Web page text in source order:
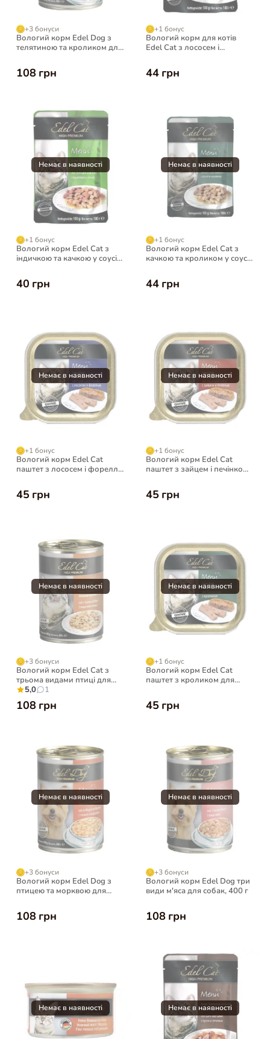
+3 бонуси
Вологий корм Edel Dog з
телятиною та кроликом для
108 грн
+1 бонус
Вологий корм для котів
Edel Cat з лососем і
44 грн
+1 бонус
Вологий корм Edel Cat з
індичкою та качкою у соусі
40 грн
+1 бонус
Вологий корм Edel Cat з
качкою та кроликом у соусі
44 грн
+1 бонус
Вологий корм Edel Cat
паштет з лососем і фореллю
45 грн
+1 бонус
Вологий корм Edel Cat
паштет з зайцем і печінкою
45 грн
+3 бонуси
Вологий корм Edel Cat з
трьома видами птиці для
котів, 400 г
5,0 1
108 грн
+1 бонус
Вологий корм Edel Cat
паштет з кроликом для
45 грн
+3 бонуси
Вологий корм Edel Dog з
птицею та морквою для
108 грн
+3 бонуси
Вологий корм Edel Dog три
види м'яса для собак, 400 г
108 грн